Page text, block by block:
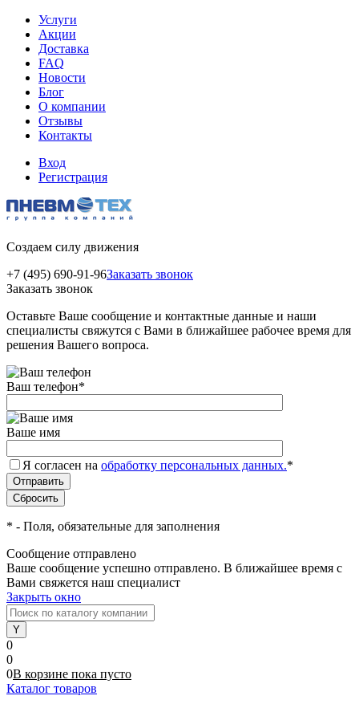
Услуги
Акции
Доставка
FAQ
Новости
Блог
О компании
Отзывы
Контакты
Вход
Регистрация
Создаем силу движения
+7 (495) 690-91-96Заказать звонок
Заказать звонок
Оставьте Ваше сообщение и контактные данные и наши
специалисты свяжутся с Вами в ближайшее рабочее время для
решения Вашего вопроса.
Ваш телефон*
Ваше имя
Я согласен на обработку персональных данных.*
* - Поля, обязательные для заполнения
Сообщение отправлено
Ваше сообщение успешно отправлено. В ближайшее время с
Вами свяжется наш специалист
Закрыть окно
0
0
0В корзине пока пусто
Каталог товаров